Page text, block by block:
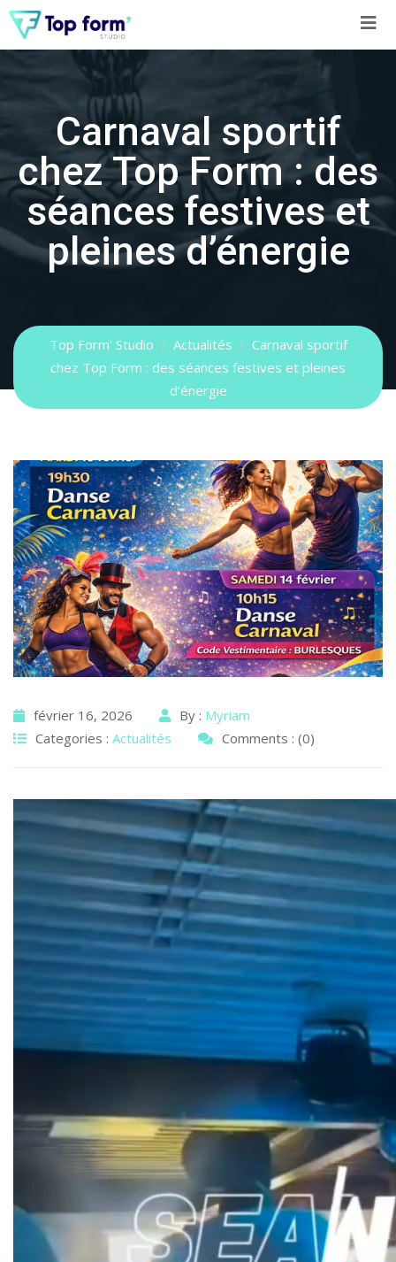
Skip
Carnaval sportif
chez Top Form : des
séances festives et
pleines d’énergie
Top Form' Studio / Actualités / Carnaval sportif
chez Top Form : des séances festives et pleines
d’énergie
février 16, 2026 By : Myriam
Categories : Actualités Comments : (0)